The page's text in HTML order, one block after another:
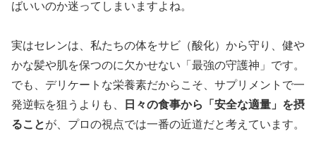
ばいいのか迷ってしまいますよね。
実はセレンは、私たちの体をサビ（酸化）から守り、健や
かな髪や肌を保つのに欠かせない「最強の守護神」です。
でも、デリケートな栄養素だからこそ、サプリメントで一
発逆転を狙うよりも、
日々の食事から「安全な適量」を摂
ることが、プロの視点では一番の近道だと考えています。